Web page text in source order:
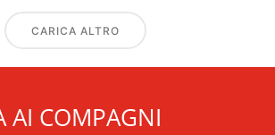
CARICA ALTRO
AI COMPAGNI